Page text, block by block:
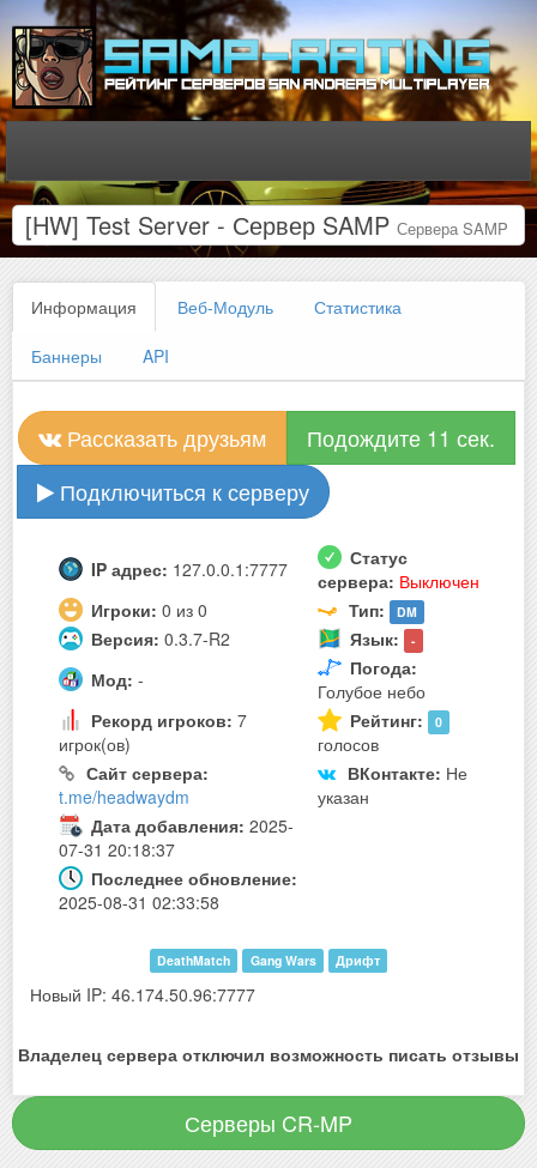
[HW] Test Server - Сервер SAMP Сервера SAMP
Информация Веб-Модуль Статистика
Баннеры API
Рассказать друзьям
Подождите 11 сек.
Подключиться к серверу
IP адрес: 127.0.0.1:7777
Статус
сервера: Выключен
Игроки: 0 из 0 Тип: DM
Версия: 0.3.7-R2 Язык: -
Мод: -
Погода:
Голубое небо
Рекорд игроков: 7
игрок(ов)
Рейтинг: 0
голосов
Сайт сервера:
t.me/headwaydm
ВКонтакте: Не
указан
Дата добавления: 2025-
07-31 20:18:37
Последнее обновление:
2025-08-31 02:33:58
DeathMatch Gang Wars Дрифт
Новый IP: 46.174.50.96:7777
Владелец сервера отключил возможность писать отзывы
Серверы CR-MP